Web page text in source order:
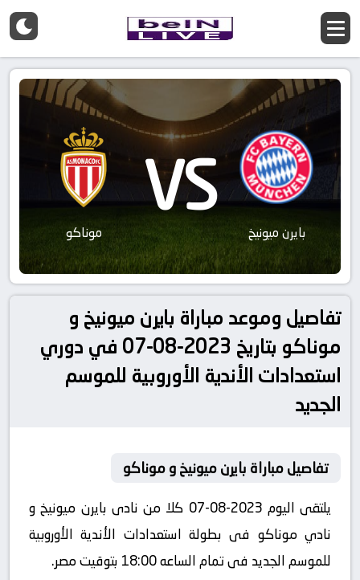
بايرن ميونيخ VS موناكو
تفاصيل وموعد مباراة بايرن ميونيخ و
موناكو بتاريخ 2023-08-07 في دوري
استعدادات الأندية الأوروبية للموسم
الجديد
تفاصيل مباراة بايرن ميونيخ و موناكو
يلتقى اليوم 2023-08-07 كلا من نادى بايرن ميونيخ و
نادي موناكو فى بطولة استعدادات الأندية الأوروبية
للموسم الجديد فى تمام الساعه 18:00 بتوقيت مصر.